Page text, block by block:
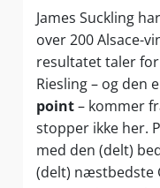
James Suckling
over 200 Alsace-
resultatet taler
Riesling – og den
point– kommer
stopper ikke her.
med den (delt)
(delt) næstbedste